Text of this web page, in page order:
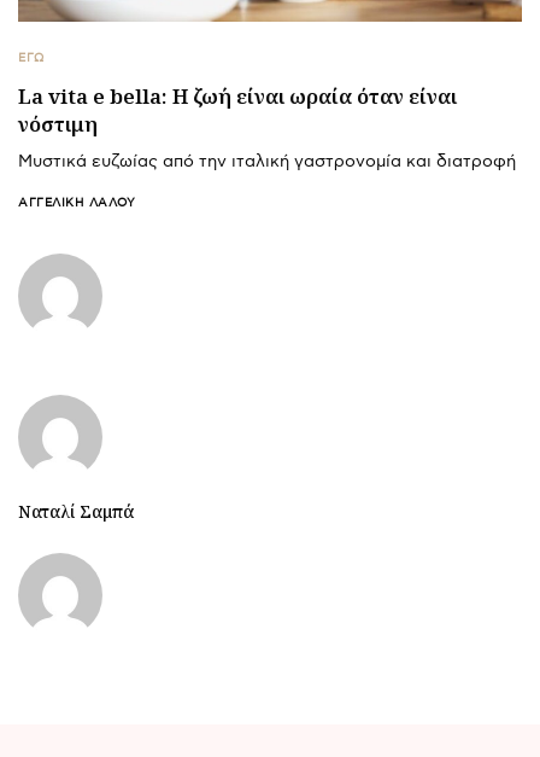
ΕΓΩ
La vita e bella: Η ζωή είναι ωραία όταν είναι
νόστιμη
Μυστικά ευζωίας από την ιταλική γαστρονομία και διατροφή
ΑΓΓΕΛΙΚΉ ΛΆΛΟΥ
Ναταλί Σαμπά